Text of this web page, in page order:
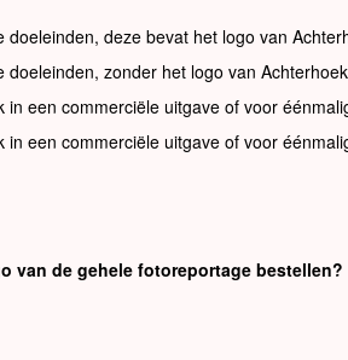
deze bevat het logo van
zonder het logo van
een commerciële uitgave of voor
een commerciële uitgave of voor
van de gehele fotoreportage